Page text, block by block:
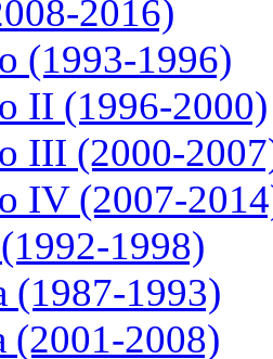
2016)
(1993-1996)
II (1996-2000)
III (2000-
IV (2007-
1998)
(1987-1993)
(2001-2008)